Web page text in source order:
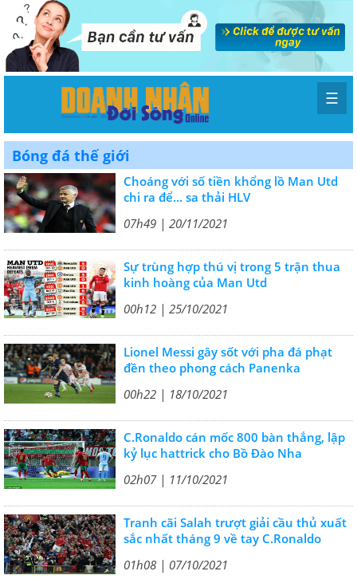
☰
Bóng đá thế giới
Choáng với số tiền khổng lồ Man Utd
chi ra để… sa thải HLV
07h49 | 20/11/2021
Sự trùng hợp thú vị trong 5 trận thua
kinh hoàng của Man Utd
00h12 | 25/10/2021
Lionel Messi gây sốt với pha đá phạt
đền theo phong cách Panenka
00h22 | 18/10/2021
C.Ronaldo cán mốc 800 bàn thắng, lập
kỷ lục hattrick cho Bồ Đào Nha
02h07 | 11/10/2021
Tranh cãi Salah trượt giải cầu thủ xuất
sắc nhất tháng 9 về tay C.Ronaldo
01h08 | 07/10/2021